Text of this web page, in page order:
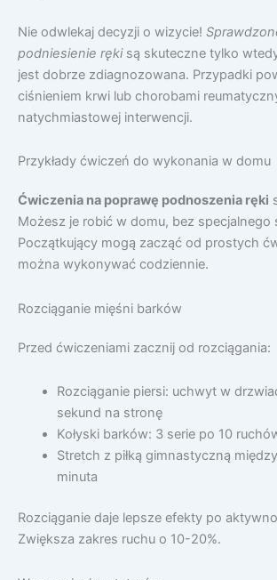
Nie odwlekaj decyzji o wizycie!
podniesienie rękisą skuteczne tylko
jest dobrze zdiagnozowana. Przypadki
ciśnieniem krwi lub chorobami
natychmiastowej interwencji.
Przykłady ćwiczeń do wykonania w domu
Ćwiczenia na poprawę podnoszenia ręki
Możesz je robić w domu, bez specjalnego
Początkujący mogą zacząć od prostych
można wykonywać codziennie.
Rozciąganie mięśni barków
Przed ćwiczeniami zacznij od rozciągania:
Rozciąganie piersi: uchwyt w
sekund na stronę
Kołyski barków: 3 serie po 10
Stretch z piłką gimnastyczną
minuta
Rozciąganie daje lepsze efekty po
Zwiększa zakres ruchu o 10-20%.